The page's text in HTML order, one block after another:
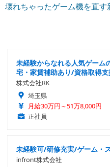
壊れちゃったゲーム機を直す
未経験からなれる人気ゲーム
宅・家賃補助あり/資格取得支
株式会社RK
埼玉県
月給30万円～51万8,000円
正社員
未経験可/研修充実/ゲーム・
infront株式会社